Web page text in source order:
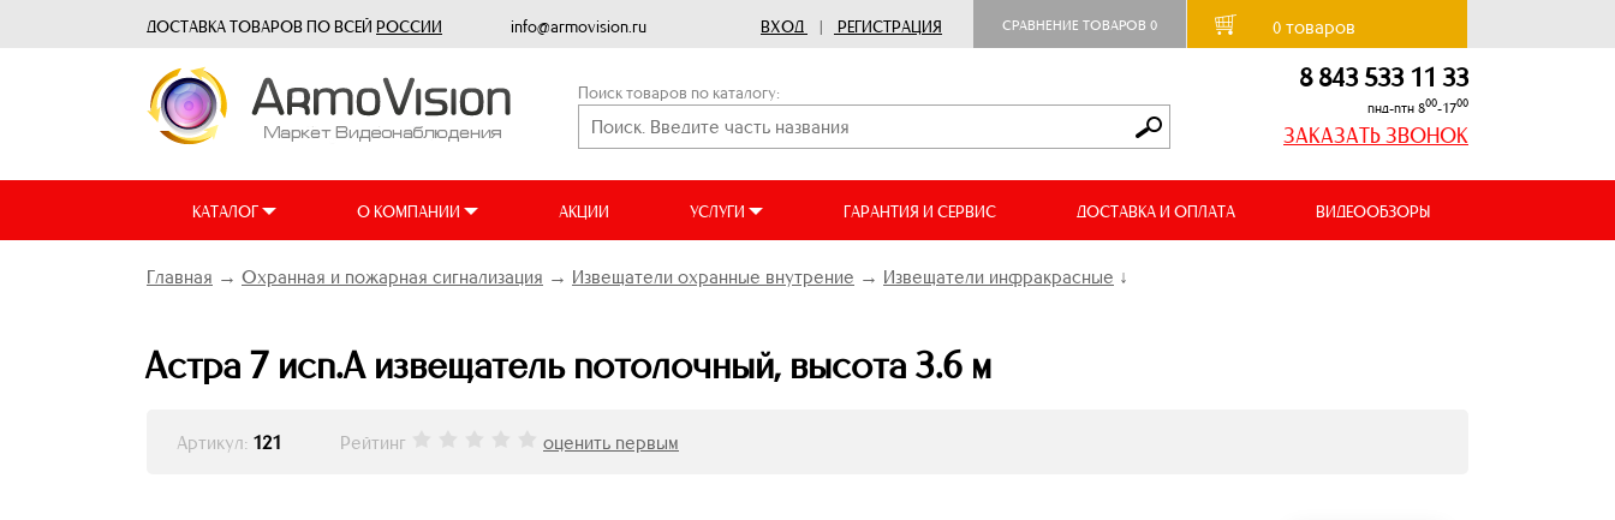
ДОСТАВКА ТОВАРОВ ПО ВСЕЙ РОССИИ info@armovision.ru ВХОД | РЕГИСТРАЦИЯ СРАВНЕНИЕ ТОВАРОВ 0 0товаров
Поиск товаров по каталогу: 8 843 533 11 33
пнд-птн 800-1700
ЗАКАЗАТЬ ЗВОНОК
КАТАЛОГ О КОМПАНИИ АКЦИИ УСЛУГИ ГАРАНТИЯ И СЕРВИС ДОСТАВКА И ОПЛАТА ВИДЕООБЗОРЫ
Главная → Охранная и пожарная сигнализация → Извещатели охранные внутрение → Извещатели инфракрасные ↓
Астра 7 исп.А извещатель потолочный, высота 3.6 м
Артикул: 121 Рейтинг оценить первым